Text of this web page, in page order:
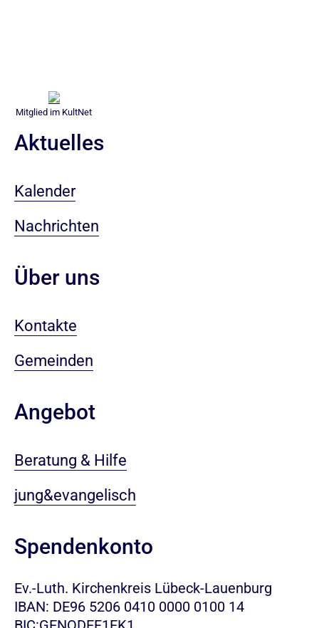
Mitglied im KultNet
Aktuelles
Kalender
Nachrichten
Über uns
Kontakte
Gemeinden
Angebot
Beratung & Hilfe
jung&evangelisch
Spendenkonto
Ev.-Luth. Kirchenkreis Lübeck-Lauenburg
IBAN: DE96 5206 0410 0000 0100 14